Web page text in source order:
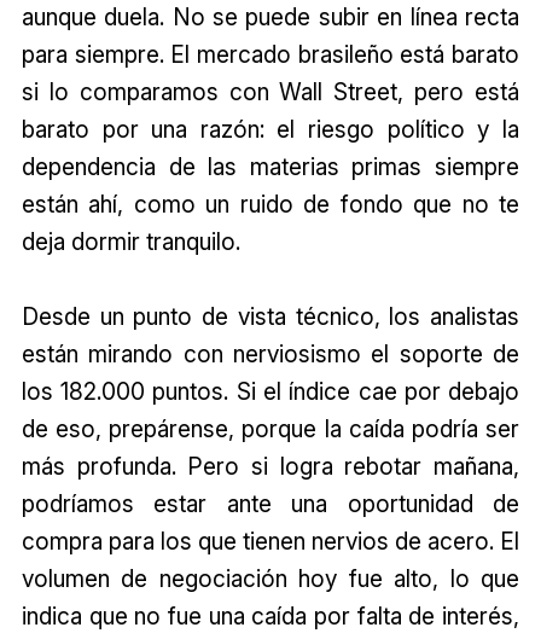
aunque duela. No se puede subir en línea recta
para siempre. El mercado brasileño está barato
si lo comparamos con Wall Street, pero está
barato por una razón: el riesgo político y la
dependencia de las materias primas siempre
están ahí, como un ruido de fondo que no te
deja dormir tranquilo.
Desde un punto de vista técnico, los analistas
están mirando con nerviosismo el soporte de
los 182.000 puntos. Si el índice cae por debajo
de eso, prepárense, porque la caída podría ser
más profunda. Pero si logra rebotar mañana,
podríamos estar ante una oportunidad de
compra para los que tienen nervios de acero. El
volumen de negociación hoy fue alto, lo que
indica que no fue una caída por falta de interés,